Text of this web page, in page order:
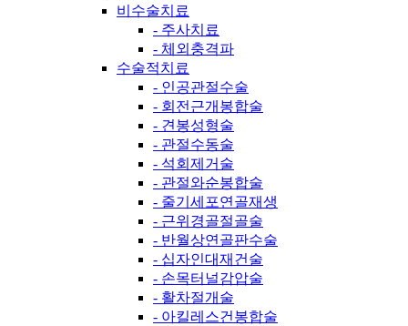
비수술치료
- 주사치료
- 체외충격파
수술적치료
- 인공관절수술
- 회전근개봉합술
- 견봉성형술
- 관절수동술
- 석회제거술
- 관절와순봉합술
- 줄기세포연골재생
- 근위경골절골술
- 반월상연골판수술
- 십자인대재건술
- 손목터널감압술
- 활차절개술
- 아킬레스건봉합술